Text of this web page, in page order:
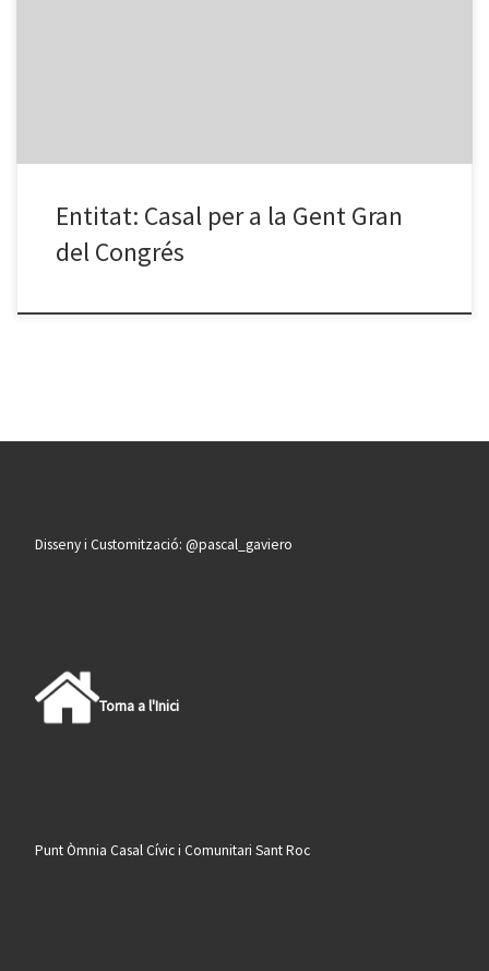
Entitat: Casal per a la Gent Gran
del Congrés
Disseny i Customització: @pascal_gaviero
Torna a l'Inici
Punt Òmnia Casal Cívic i Comunitari Sant Roc